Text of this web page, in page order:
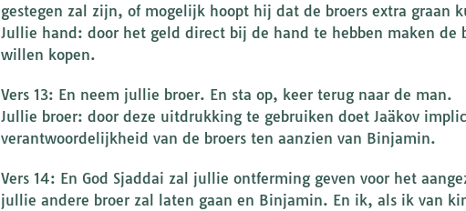
gestegen zal zijn, of mogelijk hoopt hij dat de broers extra graan
Jullie hand: door het geld direct bij de hand te hebben maken
willen kopen.
Vers 13: En neem jullie broer. En sta op, keer terug naar de man.
Jullie broer: door deze uitdrukking te gebruiken doet Jaäkov
verantwoordelijkheid van de broers ten aanzien van Binjamin.
Vers 14: En God Sjaddai zal jullie ontferming geven voor het
jullie andere broer zal laten gaan en Binjamin. En ik, als ik van